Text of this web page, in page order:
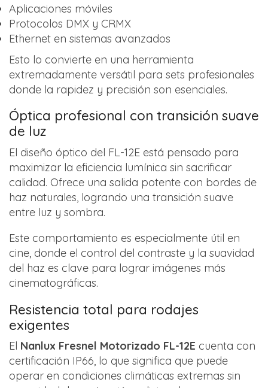
Aplicaciones móviles
Protocolos DMX y CRMX
Ethernet en sistemas avanzados
Esto lo convierte en una herramienta
extremadamente versátil para sets profesionales
donde la rapidez y precisión son esenciales.
Óptica profesional con transición suave
de luz
El diseño óptico del FL-12E está pensado para
maximizar la eficiencia lumínica sin sacrificar
calidad. Ofrece una salida potente con bordes de
haz naturales, logrando una transición suave
entre luz y sombra.
Este comportamiento es especialmente útil en
cine, donde el control del contraste y la suavidad
del haz es clave para lograr imágenes más
cinematográficas.
Resistencia total para rodajes
exigentes
El Nanlux Fresnel Motorizado FL-12E cuenta con
certificación IP66, lo que significa que puede
operar en condiciones climáticas extremas sin